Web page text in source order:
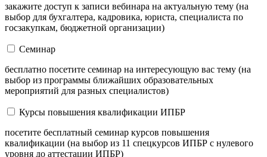
закажите доступ к записи вебинара на актуальную тему (на
выбор для бухгалтера, кадровика, юриста, специалиста по
госзакупкам, бюджетной организации)
Семинар
бесплатно посетите семинар на интересующую вас тему (на
выбор из программы ближайших образовательных
мероприятий для разных специалистов)
Курсы повышения квалификации ИПБР
посетите бесплатный семинар курсов повышения
квалификации (на выбор из 11 спецкурсов ИПБР с нулевого
уровня до аттестации ИПБР)